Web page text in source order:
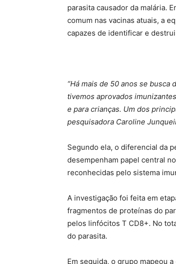
parasita causador da malária.
comum nas vacinas atuais, a
capazes de identificar e
“Há mais de 50 anos se
tivemos aprovados
e para crianças. Um dos
pesquisadora Caroline
Segundo ela, o diferencial da
desempenham papel central
reconhecidas pelo sistema
A investigação foi feita em
fragmentos de proteínas do
pelos linfócitos T CD8+. No
do parasita.
Em seguida, o grupo mapeou